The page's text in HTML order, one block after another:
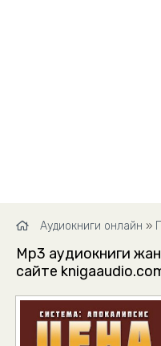
Аудиокниги онлайн »
Mp3 аудиокниги
сайте